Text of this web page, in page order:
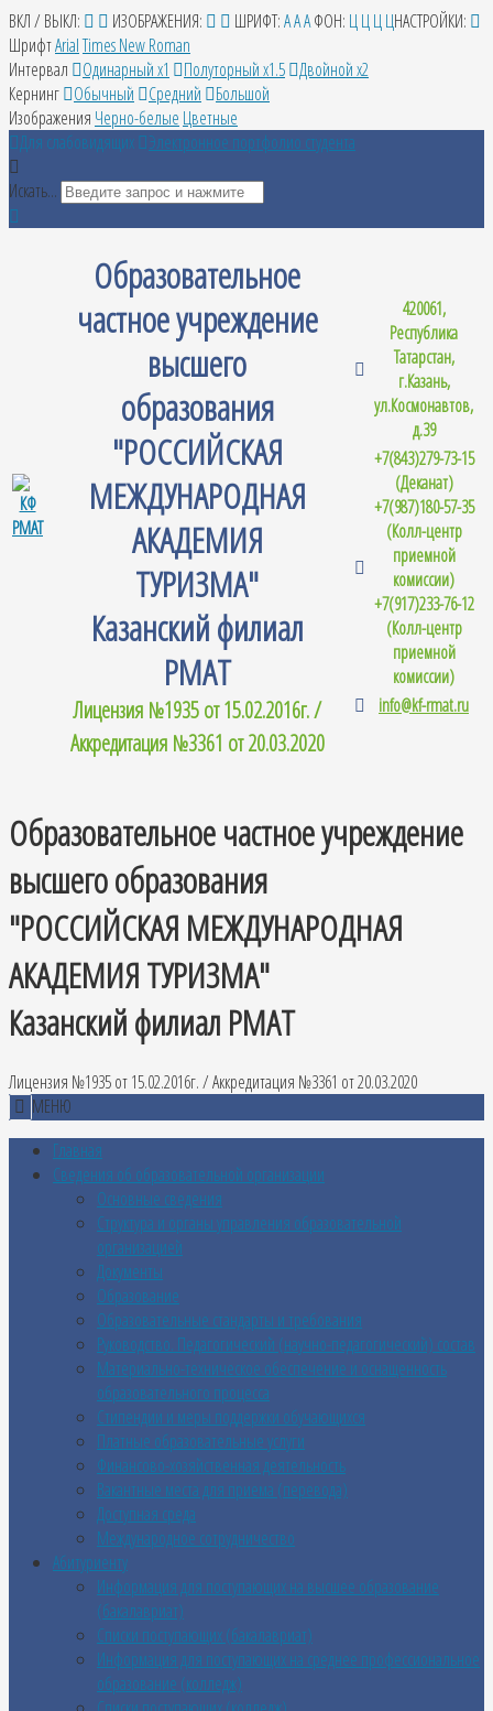
ВКЛ / ВЫКЛ: ИЗОБРАЖЕНИЯ: ШРИФТ:AAAФОН: ЦЦЦЦНАСТРОЙКИ:
ШрифтArialTimes New Roman
Интервал
Одинарный х1 Полуторный х1.5 Двойной х2
Кернинг
Обычный Средний
Большой
Изображения Черно-белые Цветные
Для слабовидящих
Электронное портфолио студента
Искать...
Образовательное
частное учреждение
высшего
образования
"РОССИЙСКАЯ
МЕЖДУНАРОДНАЯ
АКАДЕМИЯ
ТУРИЗМА"
Казанский филиал
РМАТ
Лицензия №1935 от 15.02.2016г. /
Аккредитация №3361 от 20.03.2020
420061,
Республика
Татарстан,
г.Казань,
ул.Космонавтов,
д.39
+7(843)279-73-15
(Деканат)
+7(987)180-57-35
(Колл-центр
приемной
комиссии)
+7(917)233-76-12
(Колл-центр
приемной
комиссии)
info@kf-rmat.ru
Образовательное частное учреждение
высшего образования
"РОССИЙСКАЯ МЕЖДУНАРОДНАЯ
АКАДЕМИЯ ТУРИЗМА"
Казанский филиал РМАТ
Лицензия №1935 от 15.02.2016г. / Аккредитация №3361 от 20.03.2020
МЕНЮ
Главная
Сведения об образовательной организации
Основные сведения
Структура и органы управления образовательной
организацией
Документы
Образование
Образовательные стандарты и требования
Руководство. Педагогический (научно-педагогический) состав
Материально-техническое обеспечение и оснащенность
образовательного процесса
Стипендии и меры поддержки обучающихся
Платные образовательные услуги
Финансово-хозяйственная деятельность
Вакантные места для приема (перевода)
Доступная среда
Международное сотрудничество
Абитуриенту
Информация для поступающих на высшее образование
(бакалавриат)
Списки поступающих (бакалавриат)
Информация для поступающих на среднее профессиональное
образование (колледж)